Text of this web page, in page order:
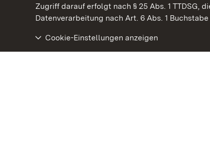
Zugriff darauf erfolgt nach § 25 Abs. 1 TTDSG,
Datenverarbeitung nach Art. 6 Abs. 1 Buchstabe
Cookie-Einstellungen anzeigen
Kommen. Staunen. Genießen.